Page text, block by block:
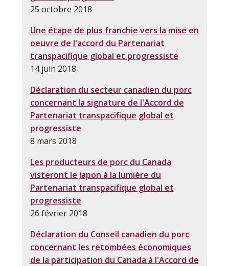
25 octobre 2018
Une étape de plus franchie vers la mise en
oeuvre de l'accord du Partenariat
transpacifique global et progressiste
14 juin 2018
Déclaration du secteur canadien du porc
concernant la signature de l'Accord de
Partenariat transpacifique global et
progressiste
8 mars 2018
Les producteurs de porc du Canada
visteront le Japon à la lumière du
Partenariat transpacifique global et
progressiste
26 février 2018
Déclaration du Conseil canadien du porc
concernant les retombées économiques
de la participation du Canada à l'Accord de